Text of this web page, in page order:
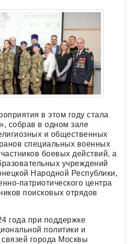
в этом году стала
собрав в одном зале
и общественных
специальных военных
боевых действий, а
учреждений
Народной Республики,
патриотического центра
поисковых отрядов
года при поддержке
политики и
города Москвы